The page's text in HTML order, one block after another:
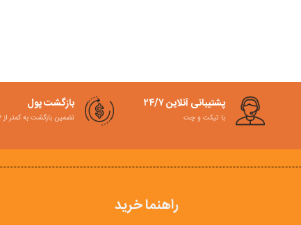
پشتیبانی آنلاین ۲۴/۷
با تیکت و چت
بازگشت پول
تضمین بازگشت به کمتر از ۷ روز
راهنما خرید